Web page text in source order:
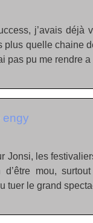
j’avais déjà
quelle chaine
pas pu me rendre
engy
Jonsi, les
mou,
tuer le grand